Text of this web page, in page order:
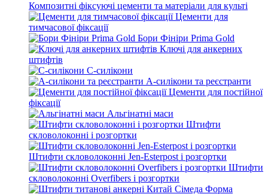
Композитні фіксуючі цементи та матеріали для культі
Цементи для
тимчасової фіксації
Бори Фініри Prima Gold
Ключі для анкерних
штифтів
С-силікони
А-силікони та реєстранти
Цементи для постійної
фіксації
Альгінатні маси
Штифти
скловолоконні і розгортки
Штифти скловолоконні Jen-Esterpost і розгортки
Штифти
скловолоконні Overfibers і розгортки